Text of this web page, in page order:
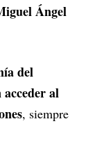
Ángel
del
al
, siempre